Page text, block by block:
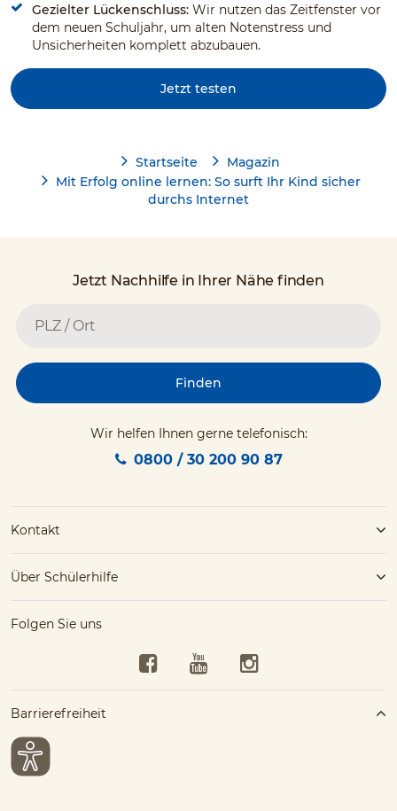
Gezielter Lückenschluss: Wir nutzen das Zeitfenster vor
dem neuen Schuljahr, um alten Notenstress und
Unsicherheiten komplett abzubauen.
Jetzt testen
Startseite
Magazin
Mit Erfolg online lernen: So surft Ihr Kind sicher
durchs Internet
Jetzt Nachhilfe in Ihrer Nähe finden
Finden
Wir helfen Ihnen gerne telefonisch:
0800 / 30 200 90 87
Kontakt
Über Schülerhilfe
Folgen Sie uns
FacebookYouTubeInstagram
Barrierefreiheit